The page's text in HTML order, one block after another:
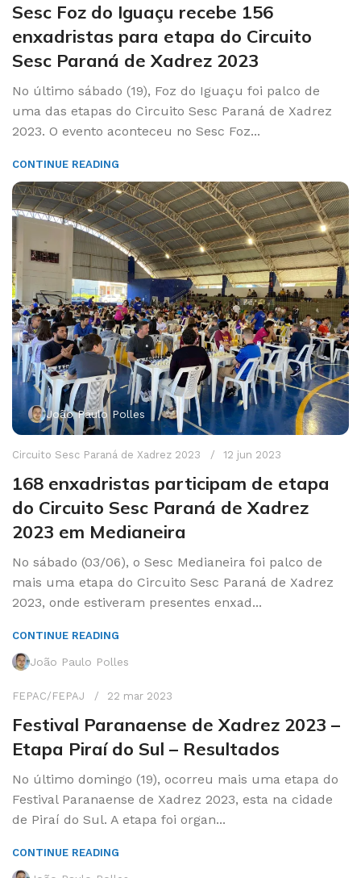
Sesc Foz do Iguaçu recebe 156
enxadristas para etapa do Circuito
Sesc Paraná de Xadrez 2023
No último sábado (19), Foz do Iguaçu foi palco de
uma das etapas do Circuito Sesc Paraná de Xadrez
2023. O evento aconteceu no Sesc Foz...
CONTINUE READING
João Paulo Polles
Circuito Sesc Paraná de Xadrez 2023 12 jun 2023
168 enxadristas participam de etapa
do Circuito Sesc Paraná de Xadrez
2023 em Medianeira
No sábado (03/06), o Sesc Medianeira foi palco de
mais uma etapa do Circuito Sesc Paraná de Xadrez
2023, onde estiveram presentes enxad...
CONTINUE READING
João Paulo Polles
FEPAC/FEPAJ 22 mar 2023
Festival Paranaense de Xadrez 2023 –
Etapa Piraí do Sul – Resultados
No último domingo (19), ocorreu mais uma etapa do
Festival Paranaense de Xadrez 2023, esta na cidade
de Piraí do Sul. A etapa foi organ...
CONTINUE READING